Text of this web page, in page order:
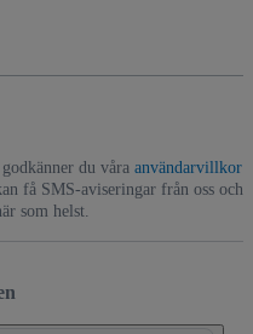
du våra användarvillkor
få SMS-aviseringar från oss och
som helst.